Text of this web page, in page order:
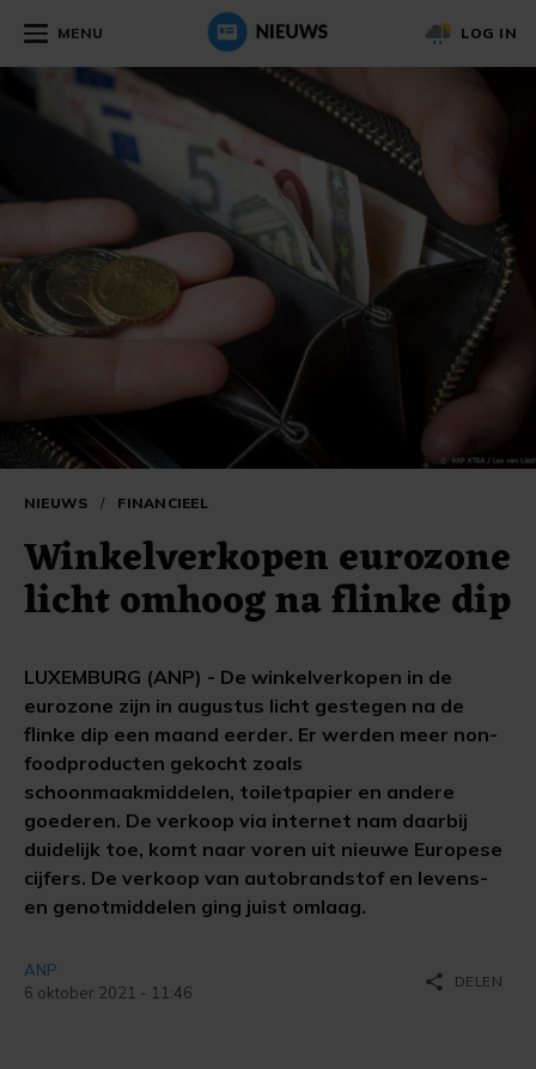
MENU LOG IN
NIEUWS / FINANCIEEL
Winkelverkopen eurozone
licht omhoog na flinke dip
LUXEMBURG (ANP) - De winkelverkopen in de
eurozone zijn in augustus licht gestegen na de
flinke dip een maand eerder. Er werden meer non-
foodproducten gekocht zoals
schoonmaakmiddelen, toiletpapier en andere
goederen. De verkoop via internet nam daarbij
duidelijk toe, komt naar voren uit nieuwe Europese
cijfers. De verkoop van autobrandstof en levens-
en genotmiddelen ging juist omlaag.
ANP
6 oktober 2021 - 11:46
share DELEN